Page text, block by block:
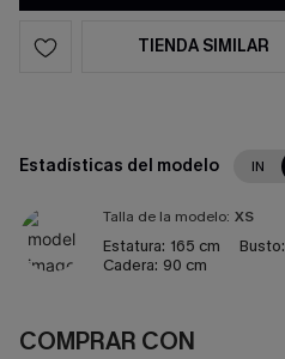
TIENDA SIMILAR
Estadísticas del modelo IN
Talla de la modelo: XS
Estatura: 165 cm Busto:
Cadera: 90 cm
COMPRAR CON